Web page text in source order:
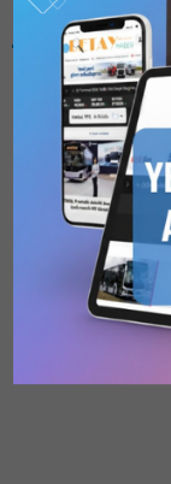
Bu kategori
üyeler
kategoriyi
Kullanıcılı // 6
Abonelik
1
// Yıllık
Kullanıcılı //
Abonelik
Kullanıcılı //
Abonelik
kaydolun.